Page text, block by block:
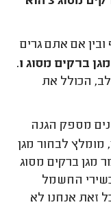
ובין אם אתם גרים
ברקים מסוג 1 .
הכולל את
מספק הגנה
לבחור מגן
מגן ברקים מסוג
מכשירי החשמל
זאת אנחנו לא